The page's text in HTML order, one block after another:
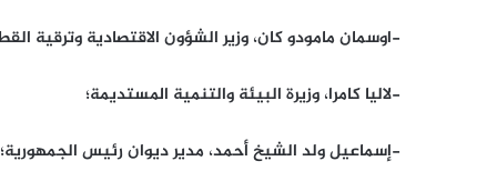
-اوسمان مامودو كان، وزير الشؤون الاقتصادية وترقية
-لاليا كامرا، وزيرة البيئة والتنمية المستديمة؛
-إسماعيل ولد الشيخ أحمد، مدير ديوان رئيس الجمهورية؛